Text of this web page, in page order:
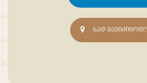
ᲡᲐᲓ ᲨᲔᲕᲘᲫᲘᲜᲝᲗ?